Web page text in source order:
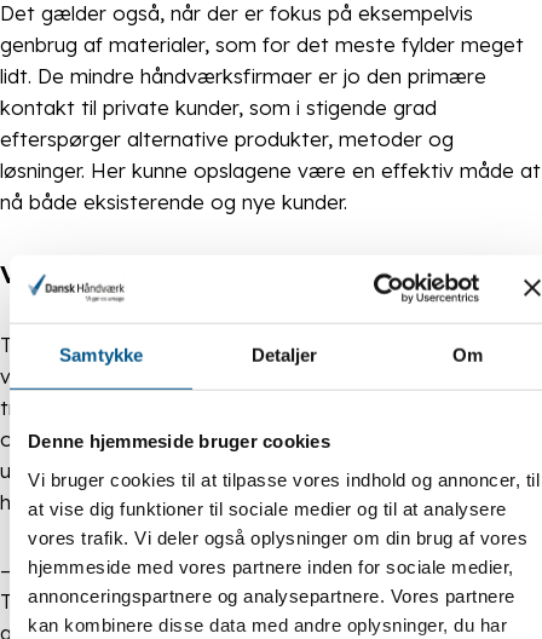
Samtykke Detaljer Om
Denne hjemmeside bruger cookies
Vi bruger cookies til at tilpasse vores indhold og annoncer, til
at vise dig funktioner til sociale medier og til at analysere
vores trafik. Vi deler også oplysninger om din brug af vores
hjemmeside med vores partnere inden for sociale medier,
annonceringspartnere og analysepartnere. Vores partnere
kan kombinere disse data med andre oplysninger, du har
Det gælder også, når der er fokus på eksempelvis
genbrug af materialer, som for det meste fylder meget
lidt. De mindre håndværksfirmaer er jo den primære
kontakt til private kunder, som i stigende grad
efterspørger alternative produkter, metoder og
løsninger. Her kunne opslagene være en effektiv måde at
nå både eksisterende og nye kunder.
Vær levende og forståelig
Troels Fibæk Bertel forstår godt, hvis nogle
virksomheder ikke prioriterer sociale medier. Der er
travlt, og ressourcerne er begrænsede, og så bliver
opslag blot endnu en opgave oven i alt det andet. Han
understreger, at det for nogen kan være det rigtige valg
helt at fravælge de sociale medier.
– Men hvis man i forvejen bruger Facebook, Instagram,
TikTok eller LinkedIn, så kan nogle få tommelfingerregler
gøre opslagene mere vedkommende og værdifulde –